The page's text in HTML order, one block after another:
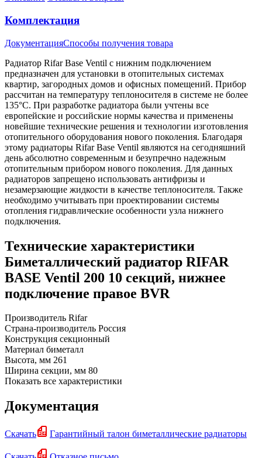
Комплектация
ДокументацияСпособы получения товара
Радиатор Rifar Base Ventil с нижним подключением
предназначен для установки в отопительных системах
квартир, загородных домов и офисных помещений. Прибор
рассчитан на температуру теплоносителя в системе не более
135°С. При разработке радиатора были учтены все
европейские и российские нормы качества и применены
новейшие технические решения и технологии изготовления
отопительного оборудования нового поколения. Благодаря
этому радиаторы Rifar Base Ventil являются на сегодняшний
день абсолютно современным и безупречно надежным
отопительным прибором нового поколения. Для данных
радиаторов запрещено использовать антифризы и
незамерзающие жидкости в качестве теплоносителя. Также
необходимо учитывать при проектировании системы
отопления гидравлические особенности узла нижнего
подключения.
Технические характеристики
Биметаллический радиатор RIFAR
BASE Ventil 200 10 секций, нижнее
подключение правое BVR
Производитель Rifar
Страна-производитель Россия
Конструкция секционный
Материал биметалл
Высота, мм 261
Ширина секции, мм 80
Показать все характеристики
Документация
Скачать Гарантийный талон биметаллические радиаторы